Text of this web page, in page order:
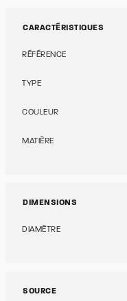
CARACTÉRISTIQUES
RÉFÉRENCE
TYPE
COULEUR
MATIÈRE
DIMENSIONS
DIAMÈTRE
SOURCE